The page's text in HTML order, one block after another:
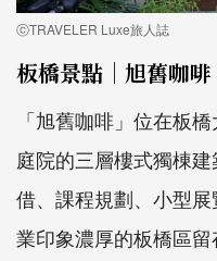
ⓒTRAVELER Luxe旅人誌
板橋景點｜旭舊咖啡
「旭舊咖啡」位在板
庭院的三層樓式獨棟
借、課程規劃、小型
業印象濃厚的板橋區